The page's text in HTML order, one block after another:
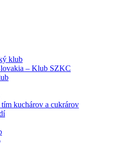
klub
– Klub SZKC
kuchárov a cukrárov